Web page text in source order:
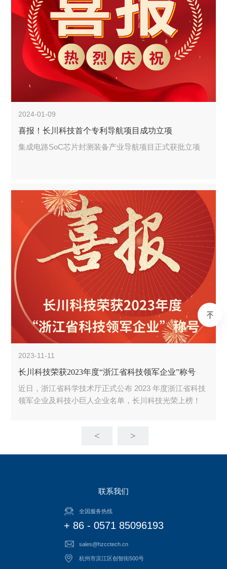
2024-01-09
喜报！长川科技首个专利导航项目成功立项
集成电路SoC芯片封测装备产业导航项目正式获批立项
2023-11-11
长川科技荣获2023年度“浙江省科技领军企业”称号
近日，浙江省科学技术厅正式公布 2023 年度浙江省科技
领军企业及科技小巨人企业名单，长川科技光荣上榜！
< >
联系我们
全国服务热线
+ 86 - 0571 85096193
sales@hzcctech.cn
杭州市滨江区创智街500号